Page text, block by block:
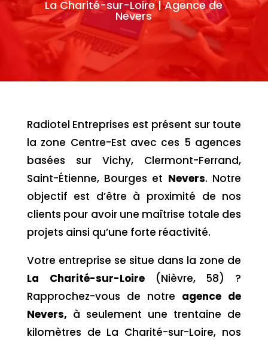
La Charité-sur-Loire | Agence de
Nevers
Radiotel Entreprises est présent sur toute
la zone Centre-Est avec ces 5 agences
basées sur Vichy, Clermont-Ferrand,
Saint-Étienne, Bourges et Nevers. Notre
objectif est d’être à proximité de nos
clients pour avoir une maîtrise totale des
projets ainsi qu’une forte réactivité.
Votre entreprise se situe dans la zone de
La Charité-sur-Loire
(Nièvre, 58) ?
Rapprochez-vous de notre agence de
Nevers, à seulement une trentaine de
kilomètres de La Charité-sur-Loire, nos